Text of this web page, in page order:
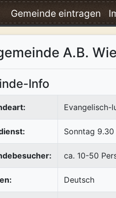
Gemeinde eintragen
A.B.
Info
Evangelisch-
Sonntag 9.30
ca. 10-50
Deutsch